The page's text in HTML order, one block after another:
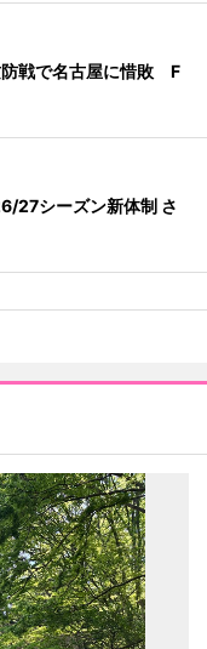
防戦で名古屋に惜敗 F
27シーズン新体制 さ